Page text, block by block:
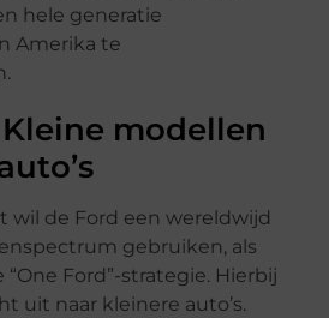
hele generatie
Amerika te
modellen
wil de Ford een wereldwijd
gebruiken, als
Ford”-strategie. Hierbij
uit naar kleinere auto’s.